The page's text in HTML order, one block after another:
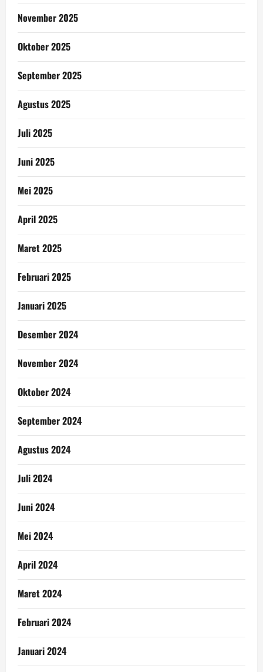
November 2025
Oktober 2025
September 2025
Agustus 2025
Juli 2025
Juni 2025
Mei 2025
April 2025
Maret 2025
Februari 2025
Januari 2025
Desember 2024
November 2024
Oktober 2024
September 2024
Agustus 2024
Juli 2024
Juni 2024
Mei 2024
April 2024
Maret 2024
Februari 2024
Januari 2024